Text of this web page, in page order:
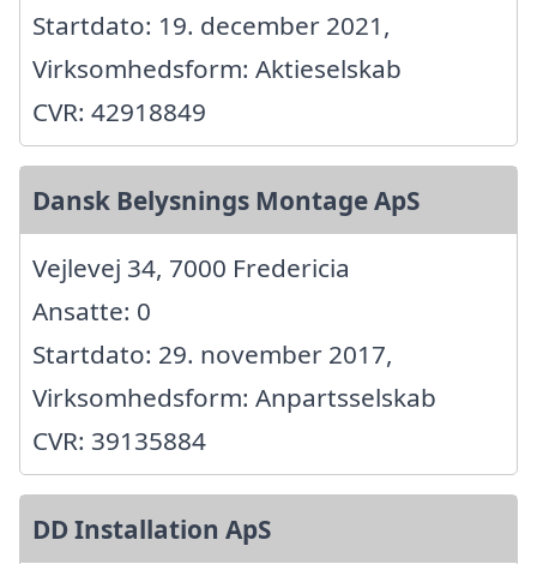
Startdato: 19. december 2021,
Virksomhedsform: Aktieselskab
CVR: 42918849
Dansk Belysnings Montage ApS
Vejlevej 34, 7000 Fredericia
Ansatte: 0
Startdato: 29. november 2017,
Virksomhedsform: Anpartsselskab
CVR: 39135884
DD Installation ApS